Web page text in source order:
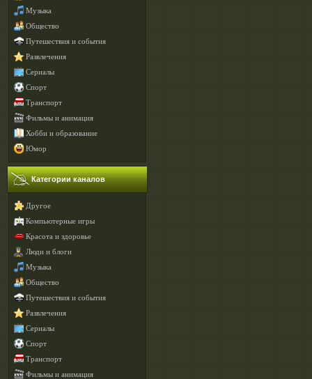
Музыка
Общество
Путешествия и события
Развлечения
Сериалы
Спорт
Транспорт
Фильмы и анимация
Хобби и образование
Юмор
Категории каналов
Другое
Компьютерные игры
Красота и здоровье
Люди и блоги
Музыка
Общество
Путешествия и события
Развлечения
Сериалы
Спорт
Транспорт
Фильмы и анимация